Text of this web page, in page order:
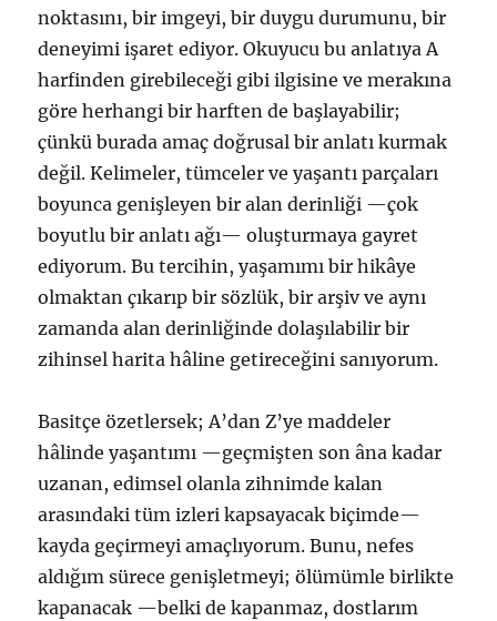
noktasını, bir imgeyi, bir duygu durumunu, bir
deneyimi işaret ediyor. Okuyucu bu anlatıya A
harfinden girebileceği gibi ilgisine ve merakına
göre herhangi bir harften de başlayabilir;
çünkü burada amaç doğrusal bir anlatı kurmak
değil. Kelimeler, tümceler ve yaşantı parçaları
boyunca genişleyen bir alan derinliği —çok
boyutlu bir anlatı ağı— oluşturmaya gayret
ediyorum. Bu tercihin, yaşamımı bir hikâye
olmaktan çıkarıp bir sözlük, bir arşiv ve aynı
zamanda alan derinliğinde dolaşılabilir bir
zihinsel harita hâline getireceğini sanıyorum.
Basitçe özetlersek; A’dan Z’ye maddeler
hâlinde yaşantımı —geçmişten son âna kadar
uzanan, edimsel olanla zihnimde kalan
arasındaki tüm izleri kapsayacak biçimde—
kayda geçirmeyi amaçlıyorum. Bunu, nefes
aldığım sürece genişletmeyi; ölümümle birlikte
kapanacak —belki de kapanmaz, dostlarım